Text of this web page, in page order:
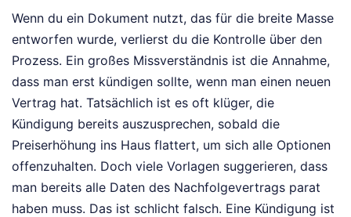
Wenn du ein Dokument nutzt, das für die breite Masse
entworfen wurde, verlierst du die Kontrolle über den
Prozess. Ein großes Missverständnis ist die Annahme,
dass man erst kündigen sollte, wenn man einen neuen
Vertrag hat. Tatsächlich ist es oft klüger, die
Kündigung bereits auszusprechen, sobald die
Preiserhöhung ins Haus flattert, um sich alle Optionen
offenzuhalten. Doch viele Vorlagen suggerieren, dass
man bereits alle Daten des Nachfolgevertrags parat
haben muss. Das ist schlicht falsch. Eine Kündigung ist